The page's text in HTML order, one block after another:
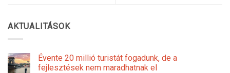
AKTUALITÁSOK
Évente 20 millió turistát fogadunk, de a
fejlesztések nem maradhatnak el